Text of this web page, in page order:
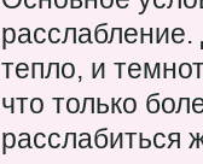
расслабление.
тепло, и
что только
расслабиться